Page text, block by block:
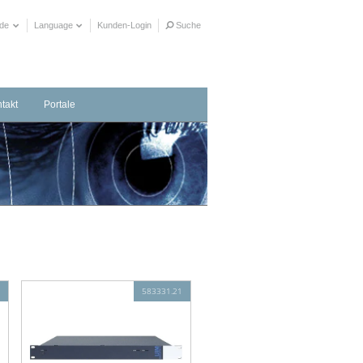
Language Kunden-Login Suche
in Ihrer Nähe
Distributionspartner
Portale
583331.21